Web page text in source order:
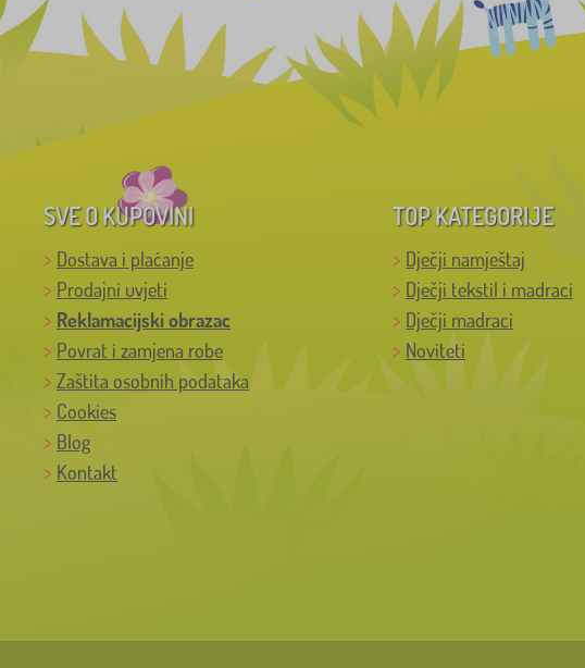
SVE O KUPOVINI
Dostava i plaćanje
Prodajni uvjeti
Reklamacijski obrazac
Povrat i zamjena robe
Zaštita osobnih podataka
Cookies
Blog
Kontakt
TOP KATEGORIJE
Dječji namještaj
Dječji tekstil i madraci
Dječji madraci
Noviteti